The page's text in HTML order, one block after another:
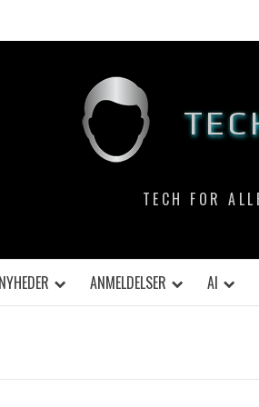
TECH FOR
NYHEDER ANMELDELSER AI